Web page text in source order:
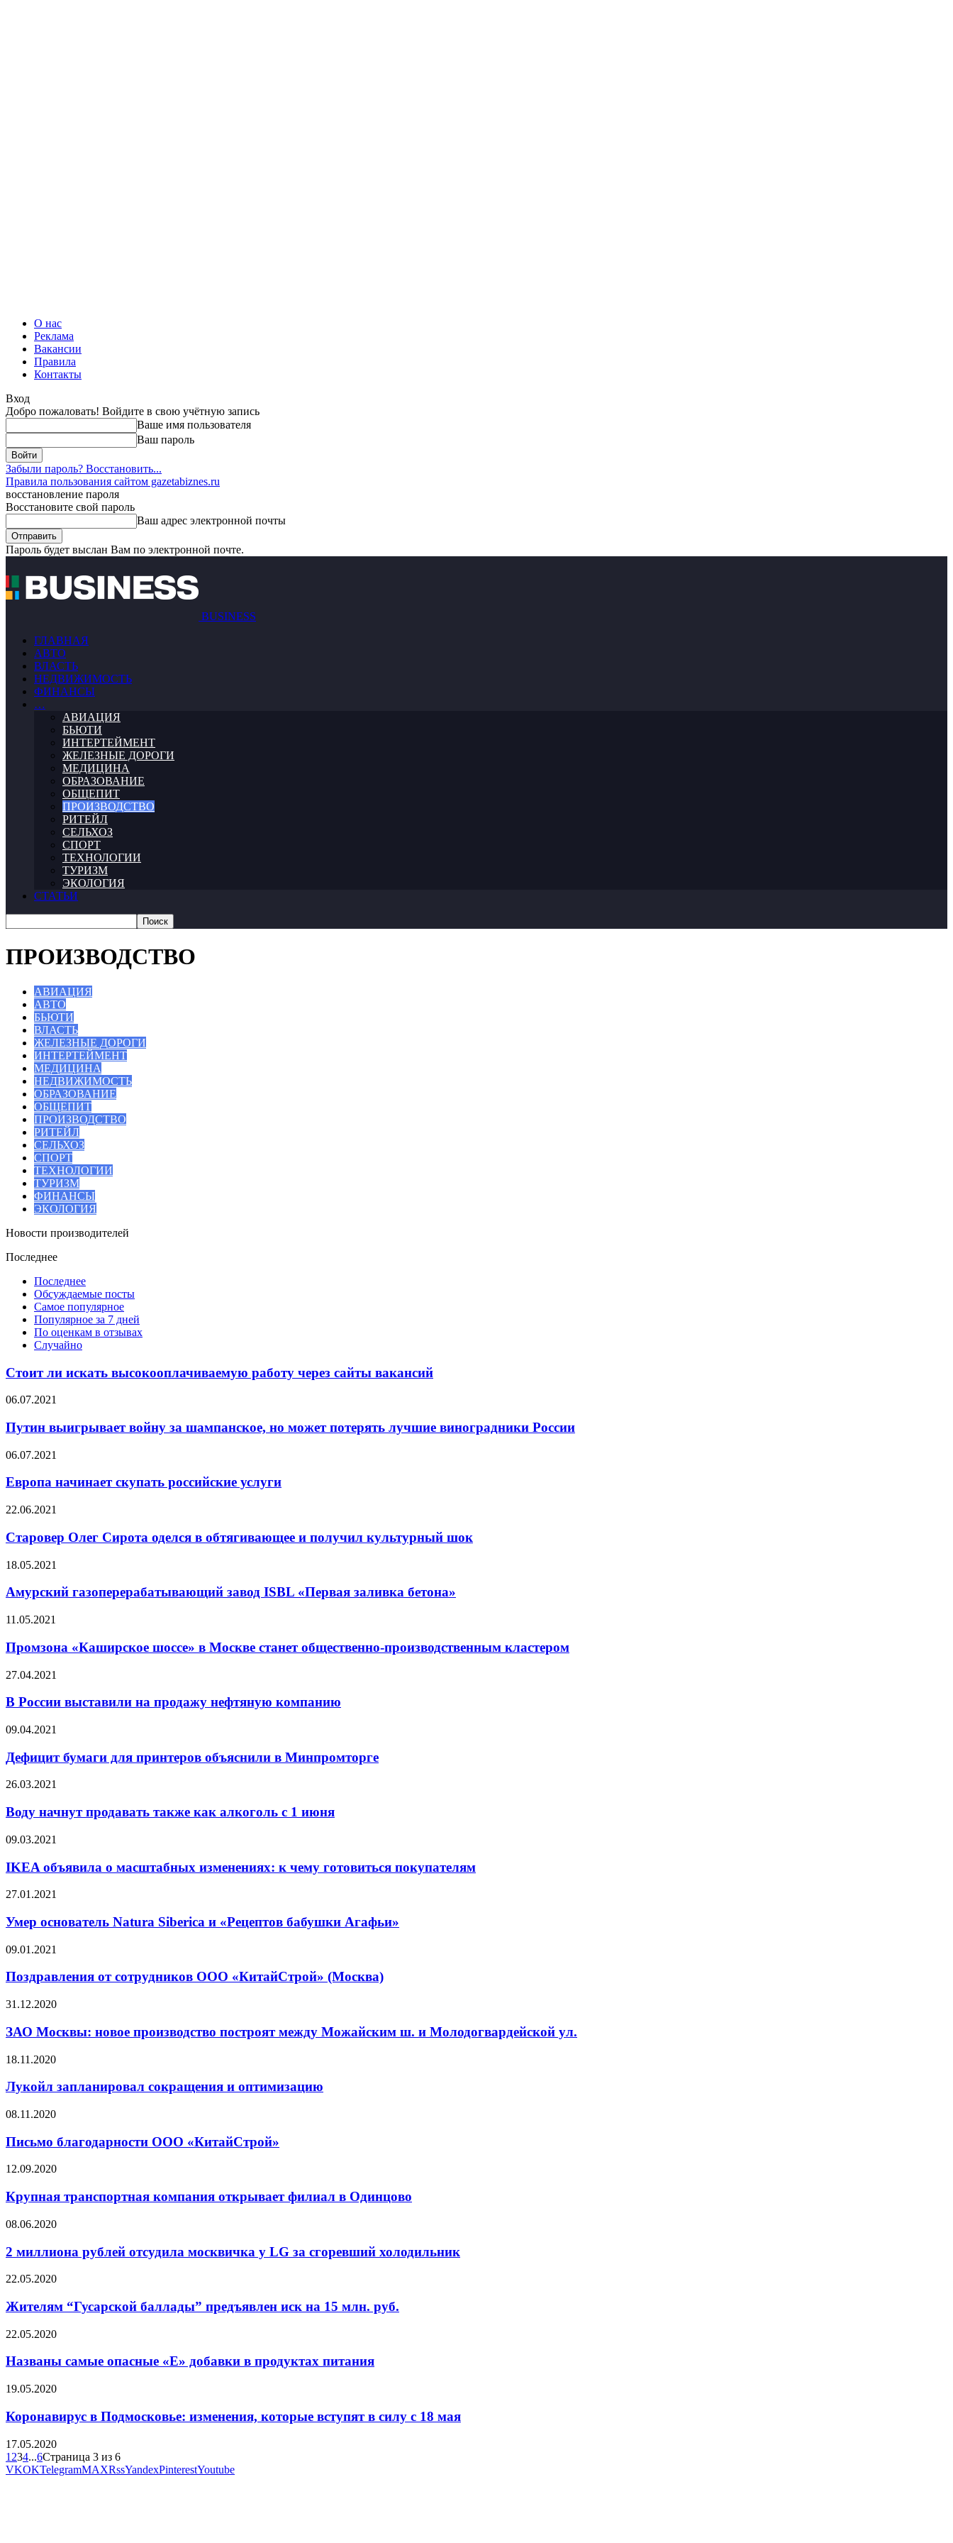
О нас
Реклама
Вакансии
Правила
Контакты
Вход
Добро пожаловать! Войдите в свою учётную запись
Ваше имя пользователя
Ваш пароль
Забыли пароль? Восстановить...
Правила пользования сайтом gazetabiznes.ru
восстановление пароля
Восстановите свой пароль
Ваш адрес электронной почты
Пароль будет выслан Вам по электронной почте.
BUSINESS
ГЛАВНАЯ
АВТО
ВЛАСТЬ
НЕДВИЖИМОСТЬ
ФИНАНСЫ
…
АВИАЦИЯ
БЬЮТИ
ИНТЕРТЕЙМЕНТ
ЖЕЛЕЗНЫЕ ДОРОГИ
МЕДИЦИНА
ОБРАЗОВАНИЕ
ОБЩЕПИТ
ПРОИЗВОДСТВО
РИТЕЙЛ
СЕЛЬХОЗ
СПОРТ
ТЕХНОЛОГИИ
ТУРИЗМ
ЭКОЛОГИЯ
СТАТЬИ
ПРОИЗВОДСТВО
АВИАЦИЯ
АВТО
БЬЮТИ
ВЛАСТЬ
ЖЕЛЕЗНЫЕ ДОРОГИ
ИНТЕРТЕЙМЕНТ
МЕДИЦИНА
НЕДВИЖИМОСТЬ
ОБРАЗОВАНИЕ
ОБЩЕПИТ
ПРОИЗВОДСТВО
РИТЕЙЛ
СЕЛЬХОЗ
СПОРТ
ТЕХНОЛОГИИ
ТУРИЗМ
ФИНАНСЫ
ЭКОЛОГИЯ
Новости производителей
Последнее
Последнее
Обсуждаемые посты
Самое популярное
Популярное за 7 дней
По оценкам в отзывах
Случайно
Стоит ли искать высокооплачиваемую работу через сайты вакансий
06.07.2021
Путин выигрывает войну за шампанское, но может потерять лучшие виноградники России
06.07.2021
Европа начинает скупать российские услуги
22.06.2021
Старовер Олег Сирота оделся в обтягивающее и получил культурный шок
18.05.2021
Амурский газоперерабатывающий завод ISBL «Первая заливка бетона»
11.05.2021
Промзона «Каширское шоссе» в Москве станет общественно-производственным кластером
27.04.2021
В России выставили на продажу нефтяную компанию
09.04.2021
Дефицит бумаги для принтеров объяснили в Минпромторге
26.03.2021
Воду начнут продавать также как алкоголь с 1 июня
09.03.2021
IKEA объявила о масштабных изменениях: к чему готовиться покупателям
27.01.2021
Умер основатель Natura Siberica и «Рецептов бабушки Агафьи»
09.01.2021
Поздравления от сотрудников ООО «КитайСтрой» (Москва)
31.12.2020
ЗАО Москвы: новое производство построят между Можайским ш. и Молодогвардейской ул.
18.11.2020
Лукойл запланировал сокращения и оптимизацию
08.11.2020
Письмо благодарности ООО «КитайСтрой»
12.09.2020
Крупная транспортная компания открывает филиал в Одинцово
08.06.2020
2 миллиона рублей отсудила москвичка у LG за сгоревший холодильник
22.05.2020
Жителям “Гусарской баллады” предъявлен иск на 15 млн. руб.
22.05.2020
Названы самые опасные «Е» добавки в продуктах питания
19.05.2020
Коронавирус в Подмосковье: изменения, которые вступят в силу с 18 мая
17.05.2020
1 234...6Страница 3 из 6
VKOKTelegramMAXRssYandexPinterestYoutube